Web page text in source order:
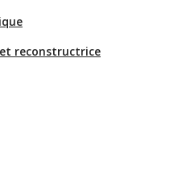
reconstructrice